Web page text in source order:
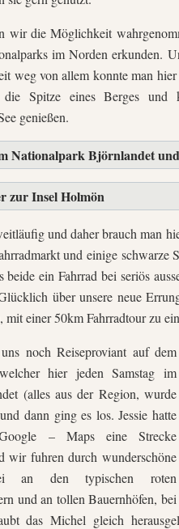
wir die Möglichkeit
im Norden erkunden.
weg von allem konnte man
Spitze eines Berges und
genießen.
Nationalpark Björnlandet
zur Insel Holmön
und daher brauch man
und einige schwarze
ein Fahrrad bei seriös
über unsere neue
mit einer 50km Fahrradtour zu
noch Reiseproviant auf dem
hier jeden Samstag im
(alles aus der Region, wurde
dann ging es los. Jessie hatte
– Maps eine Strecke
wir fuhren durch wunderschöne
an den typischen roten
und an tollen Bauernhöfen, bei
das Michel gleich